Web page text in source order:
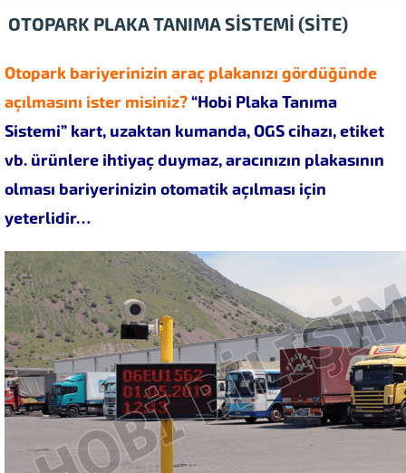
OTOPARK PLAKA TANIMA SİSTEMİ (SİTE)
Otopark bariyerinizin araç plakanızı gördüğünde
açılmasını ister misiniz?“Hobi Plaka Tanıma
Sistemi” kart, uzaktan kumanda, OGS cihazı, etiket
vb. ürünlere ihtiyaç duymaz, aracınızın plakasının
olması bariyerinizin otomatik açılması için
yeterlidir…